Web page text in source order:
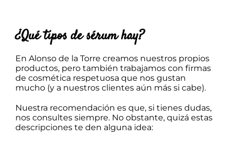
¿Qué tipos de sérum hay?
En Alonso de la Torre creamos nuestros propios
productos, pero también trabajamos con firmas
de cosmética respetuosa que nos gustan
mucho (y a nuestros clientes aún más si cabe).
Nuestra recomendación es que, si tienes dudas,
nos consultes siempre. No obstante, quizá estas
descripciones te den alguna idea: